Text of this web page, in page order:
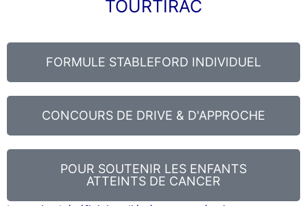
TOURTIRAC
FORMULE STABLEFORD INDIVIDUEL
CONCOURS DE DRIVE & D'APPROCHE
POUR SOUTENIR LES ENFANTS
ATTEINTS DE CANCER